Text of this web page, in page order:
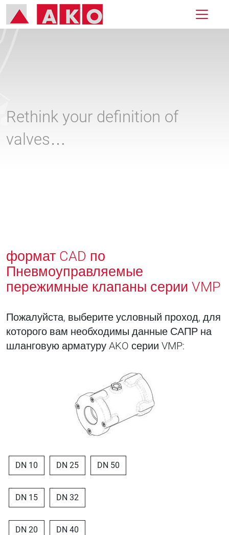
Rethink your definition of
valves…
формат CAD по
Пневмоуправляемые
пережимные клапаны серии VMP
Пожалуйста, выберите условный проход, для
которого вам необходимы данные САПР на
шланговую арматуру AKO серии VMP:
DN 10
DN 15
DN 20
DN 25
DN 32
DN 40
DN 50